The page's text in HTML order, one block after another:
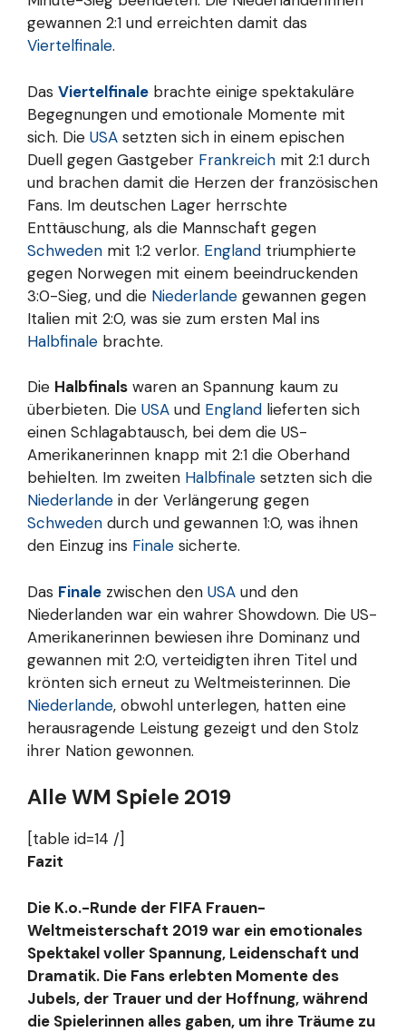
gewannen 2:1 und erreichten damit das
Viertelfinale.
Das Viertelfinale brachte einige spektakuläre
Begegnungen und emotionale Momente mit
sich. Die USA setzten sich in einem epischen
Duell gegen Gastgeber Frankreich mit 2:1 durch
und brachen damit die Herzen der französischen
Fans. Im deutschen Lager herrschte
Enttäuschung, als die Mannschaft gegen
Schweden mit 1:2 verlor. England triumphierte
gegen Norwegen mit einem beeindruckenden
3:0-Sieg, und die Niederlande gewannen gegen
Italien mit 2:0, was sie zum ersten Mal ins
Halbfinale brachte.
Die Halbfinals waren an Spannung kaum zu
überbieten. Die USA und England lieferten sich
einen Schlagabtausch, bei dem die US-
Amerikanerinnen knapp mit 2:1 die Oberhand
behielten. Im zweiten Halbfinale setzten sich die
Niederlande in der Verlängerung gegen
Schweden durch und gewannen 1:0, was ihnen
den Einzug ins Finale sicherte.
Das Finale zwischen den USA und den
Niederlanden war ein wahrer Showdown. Die US-
Amerikanerinnen bewiesen ihre Dominanz und
gewannen mit 2:0, verteidigten ihren Titel und
krönten sich erneut zu Weltmeisterinnen. Die
Niederlande, obwohl unterlegen, hatten eine
herausragende Leistung gezeigt und den Stolz
ihrer Nation gewonnen.
Alle WM Spiele 2019
[table id=14 /]
Fazit
Die K.o.-Runde der FIFA Frauen-
Weltmeisterschaft 2019 war ein emotionales
Spektakel voller Spannung, Leidenschaft und
Dramatik. Die Fans erlebten Momente des
Jubels, der Trauer und der Hoffnung, während
die Spielerinnen alles gaben, um ihre Träume zu